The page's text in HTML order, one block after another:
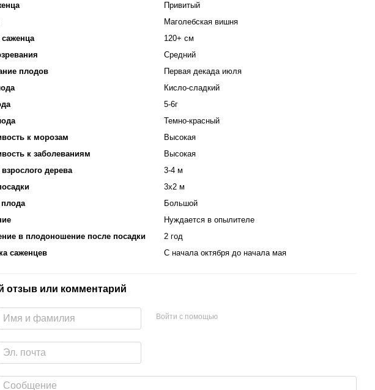
Привитый
Маголебская вишня
120+ см
Средний
плодов
Первая декада июля
Кисло-сладкий
5-6г
Темно-красный
к морозам
Высокая
к заболеваниям
Высокая
дерева
3-4 м
3х2 м
Большой
Нуждается в опылителе
в плодоношение после посадки
2 год
саженцев
С начала октября до начала мая
отзыв или комментарий
Войти с помощью